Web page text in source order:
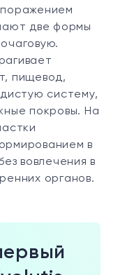
две формы
пищевод,
систему,
покровы. На
в
вовлечения в
органов.